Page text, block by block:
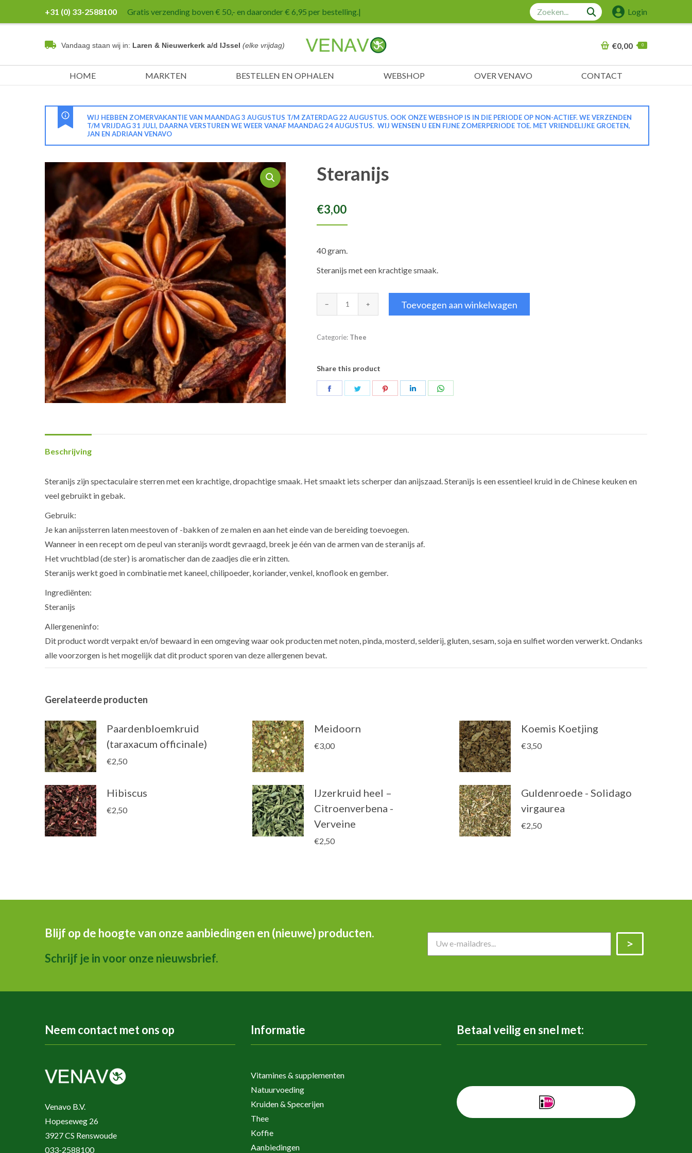
+31 (0) 33-2588100 Gratis verzending boven € 50,- en daaronder € 6,95 per bestelling. | Zoeken: Login
Vandaag staan wij in: Laren & Nieuwerkerk a/d IJssel (elke vrijdag) €0,00 0
HOME MARKTEN BESTELLEN EN OPHALEN WEBSHOP OVER VENAVO CONTACT
WIJ HEBBEN ZOMERVAKANTIE VAN MAANDAG 3 AUGUSTUS T/M ZATERDAG 22 AUGUSTUS. OOK ONZE WEBSHOP IS IN DIE PERIODE OP NON-ACTIEF. WE VERZENDEN
T/M VRIJDAG 31 JULI, DAARNA VERSTUREN WE WEER VANAF MAANDAG 24 AUGUSTUS. WIJ WENSEN U EEN FIJNE ZOMERPERIODE TOE. MET VRIENDELIJKE GROETEN,
JAN EN ADRIAAN VENAVO
Steranijs
€3,00
40 gram.
Steranijs met een krachtige smaak.
aantal
Toevoegen aan winkelwagen
Categorie: Thee
Share this product
Beschrijving
Steranijs zijn spectaculaire sterren met een krachtige, dropachtige smaak. Het smaakt iets scherper dan anijszaad. Steranijs is een essentieel kruid in de Chinese keuken en
veel gebruikt in gebak.
Gebruik:
Je kan anijssterren laten meestoven of -bakken of ze malen en aan het einde van de bereiding toevoegen.
Wanneer in een recept om de peul van steranijs wordt gevraagd, breek je één van de armen van de steranijs af.
Het vruchtblad (de ster) is aromatischer dan de zaadjes die erin zitten.
Steranijs werkt goed in combinatie met kaneel, chilipoeder, koriander, venkel, knoflook en gember.
Ingrediënten:
Steranijs
Allergeneninfo:
Dit product wordt verpakt en/of bewaard in een omgeving waar ook producten met noten, pinda, mosterd, selderij, gluten, sesam, soja en sulfiet worden verwerkt. Ondanks
alle voorzorgen is het mogelijk dat dit product sporen van deze allergenen bevat.
Gerelateerde producten
Paardenbloemkruid
(taraxacum officinale)
€2,50
Meidoorn
€3,00
Koemis Koetjing
€3,50
Hibiscus
€2,50
IJzerkruid heel –
Citroenverbena -
Verveine
€2,50
Guldenroede - Solidago
virgaurea
€2,50
Blijf op de hoogte van onze aanbiedingen en (nieuwe) producten.
Schrijf je in voor onze nieuwsbrief.
Neem contact met ons op
Venavo B.V.
Hopeseweg 26
3927 CS Renswoude
033-2588100
Informatie
Vitamines & supplementen
Natuurvoeding
Kruiden & Specerijen
Thee
Koffie
Aanbiedingen
Betaal veilig en snel met: